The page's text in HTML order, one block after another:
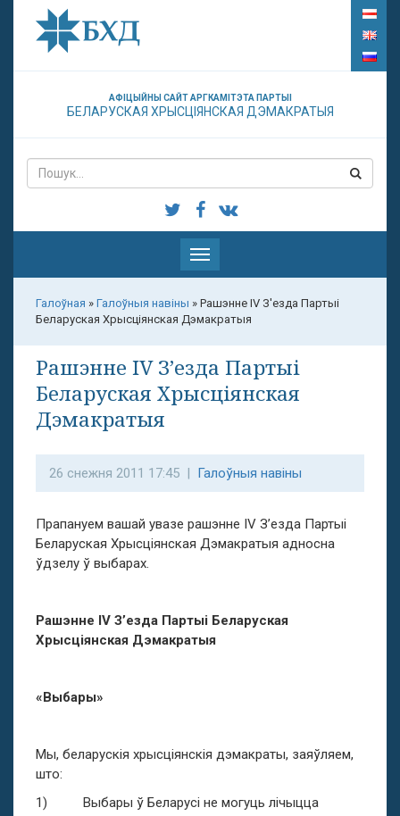
АФІЦЫЙНЫ САЙТ АРГКАМІТЭТА ПАРТЫІ
БЕЛАРУСКАЯ ХРЫСЦІЯНСКАЯ ДЭМАКРАТЫЯ
Паказаць
меню
Галоўная » Галоўныя навіны » Рашэнне IV З'езда Партыі
Беларуская Хрысціянская Дэмакратыя
Рашэнне IV З’езда Партыі
Беларуская Хрысціянская
Дэмакратыя
26 снежня 2011 17:45 | Галоўныя навіны
Прапануем вашай увазе рашэнне IV З’езда Партыі
Беларуская Хрысціянская Дэмакратыя адносна
ўдзелу ў выбарах.
Рашэнне IV З’езда Партыі Беларуская
Хрысціянская Дэмакратыя
«Выбары»
Мы, беларускія хрысціянскія дэмакраты, заяўляем,
што:
1) Выбары ў Беларусі не могуць лічыцца